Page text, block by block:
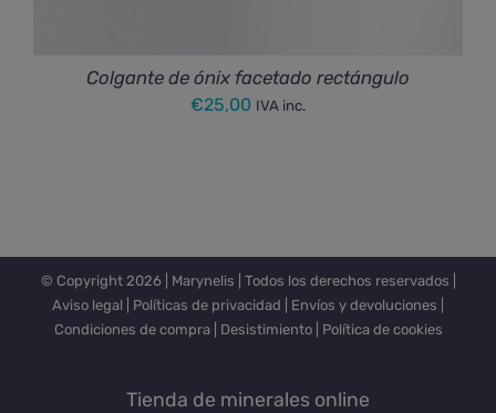
Colgante de ónix facetado rectángulo
€25,00 IVA inc.
© Copyright 2026 | Marynelis | Todos los derechos reservados |
Aviso legal
Políticas de privacidad Envíos y devoluciones
Condiciones de compra| Desistimiento| Política de cookies
Tienda de minerales online